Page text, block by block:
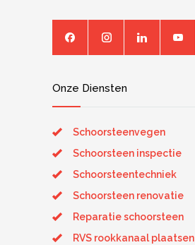
Onze Diensten
Schoorsteenvegen
Schoorsteen inspectie
Schoorsteentechniek
Schoorsteen renovatie
Reparatie schoorsteen
RVS rookkanaal plaatsen